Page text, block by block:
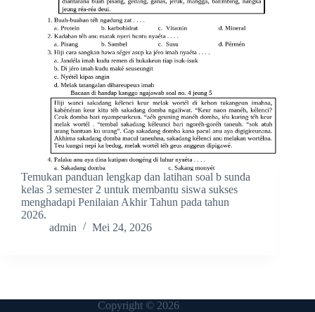
Temukan panduan lengkap dan latihan soal b sunda
kelas 3 semester 2 untuk membantu siswa sukses
menghadapi Penilaian Akhir Tahun pada tahun
2026.
admin
Mei 24, 2026
Copyright © 2026